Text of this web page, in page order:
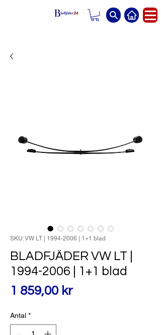
SKU: VW LT | 1994-2006 | 1+1 blad
BLADFJÄDER VW LT |
1994-2006 | 1+1 blad
1 859,00 krPris
Antal *